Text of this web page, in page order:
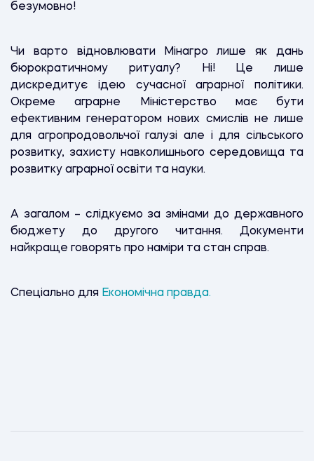
безумовно!
Чи варто відновлювати Мінагро лише як дань
бюрократичному ритуалу? Ні! Це лише
дискредитує ідею сучасної аграрної політики.
Окреме аграрне Міністерство має бути
ефективним генератором нових смислів не лише
для агропродовольчої галузі але і для сільського
розвитку, захисту навколишнього середовища та
розвитку аграрної освіти та науки.
А загалом – слідкуємо за змінами до державного
бюджету до другого читання. Документи
найкраще говорять про наміри та стан справ.
Спеціально для Економічна правда.